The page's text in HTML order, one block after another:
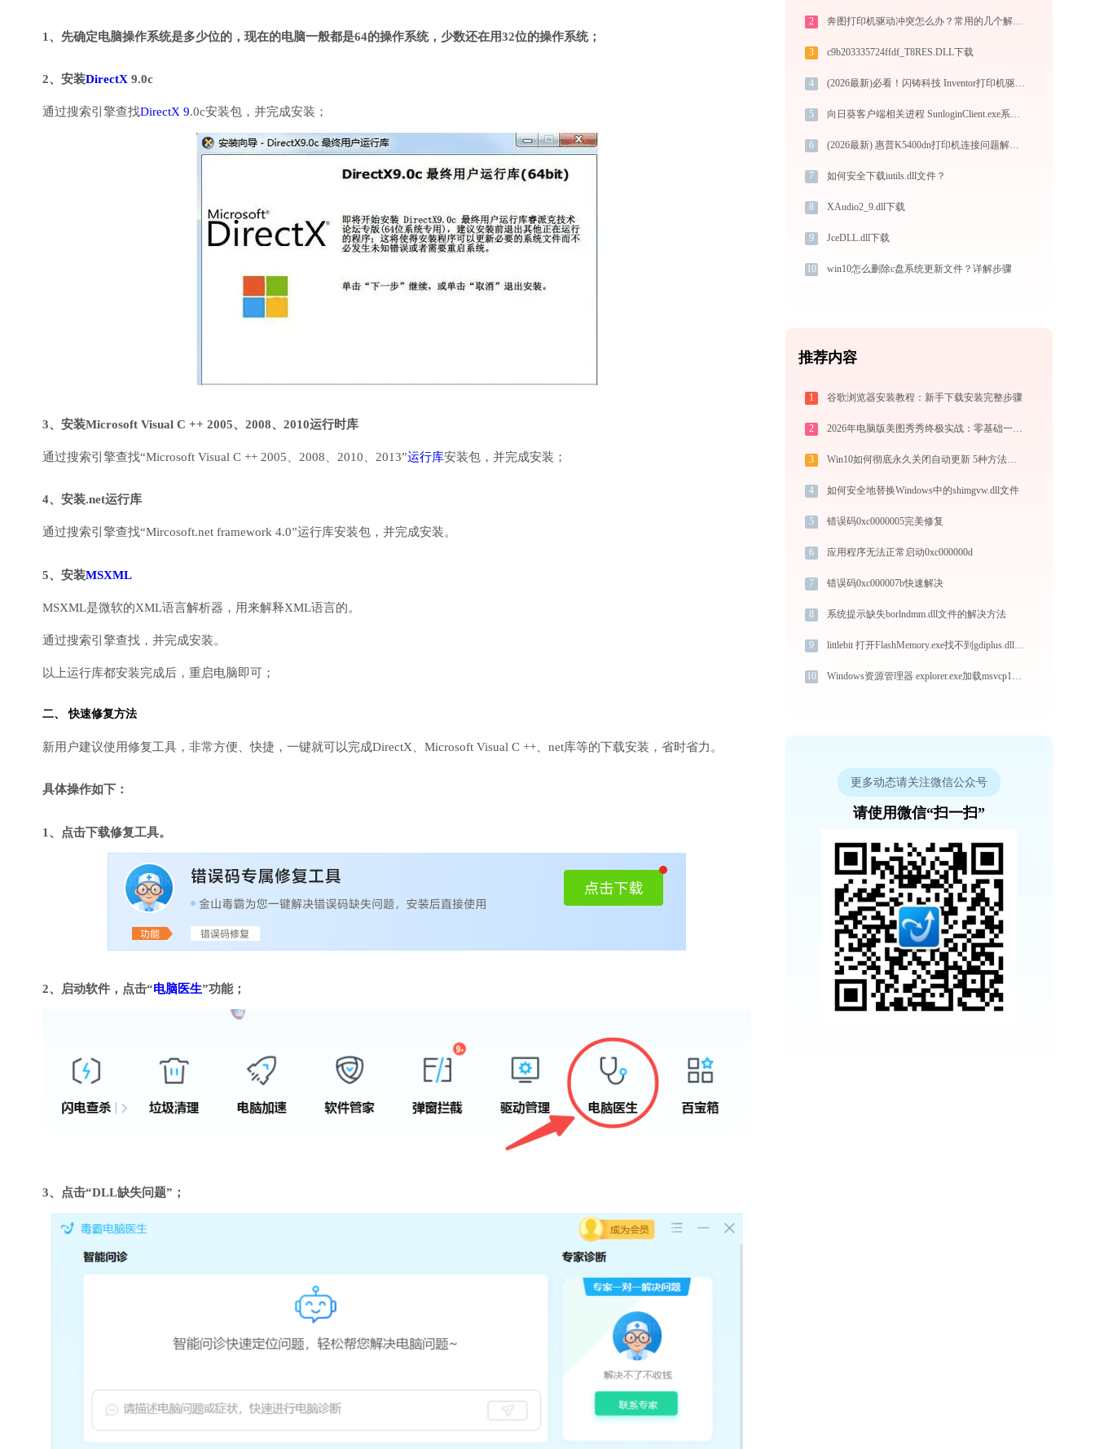
1、先确定电脑操作系统是多少位的，现在的电脑一般都是64的操作系统，少数还在用32位的操作系统；
2、安装DirectX 9.0c
通过搜索引擎查找DirectX 9.0c安装包，并完成安装；
3、安装Microsoft Visual C ++ 2005、2008、2010运行时库
通过搜索引擎查找“Microsoft Visual C ++ 2005、2008、2010、2013”运行库安装包，并完成安装；
4、安装.net运行库
通过搜索引擎查找“Mircosoft.net framework 4.0”运行库安装包，并完成安装。
5、安装MSXML
MSXML是微软的XML语言解析器，用来解释XML语言的。
通过搜索引擎查找，并完成安装。
以上运行库都安装完成后，重启电脑即可；
二、 快速修复方法
新用户建议使用修复工具，非常方便、快捷，一键就可以完成DirectX、Microsoft Visual C ++、net库等的下载安装，省时省力。
具体操作如下：
1、点击下载修复工具。
2、启动软件，点击“电脑医生”功能；
3、点击“DLL缺失问题”；
2 奔图打印机驱动冲突怎么办？常用的几个解决方法
3 c9b203335724ffdf_T8RES.DLL下载
4 (2026最新)必看！闪铸科技 Inventor打印机驱动下载与安装的正确姿势
5 向日葵客户端相关进程 SunloginClient.exe系统错误msvcr100.dll丢失如何解决
6 (2026最新) 惠普K5400dn打印机连接问题解决方法-金山毒霸
7 如何安全下载iutils.dll文件？
8 XAudio2_9.dll下载
9 JceDLL.dll下载
10 win10怎么删除c盘系统更新文件？详解步骤
推荐内容
1 谷歌浏览器安装教程：新手下载安装完整步骤
2 2026年电脑版美图秀秀终极实战：零基础一键抠图与电商商品批量出图技巧
3 Win10如何彻底永久关闭自动更新 5种方法教你永久关闭win10自动更新
4 如何安全地替换Windows中的shimgvw.dll文件
5 错误码0xc0000005完美修复
6 应用程序无法正常启动0xc000000d
7 错误码0xc000007b快速解决
8 系统提示缺失borlndmm.dll文件的解决方法
9 littlebit 打开FlashMemory.exe找不到gdiplus.dll怎么办
10 Windows资源管理器 explorer.exe加载msvcp140.dll文件丢失处理办法
更多动态请关注微信公众号
请使用微信“扫一扫”